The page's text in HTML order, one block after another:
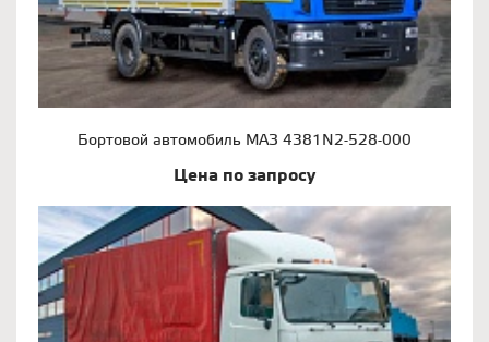
Бортовой автомобиль МАЗ 4381N2-528-000
Цена по запросу